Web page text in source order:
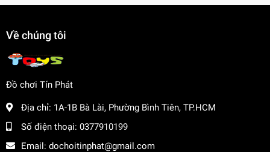
Về chúng tôi
Đồ chơi Tín Phát
Địa chỉ: 1A-1B Bà Lài, Phường Bình Tiên, TP.HCM
Số điện thoại: 0377910199
Email: dochoitinphat@gmail.com